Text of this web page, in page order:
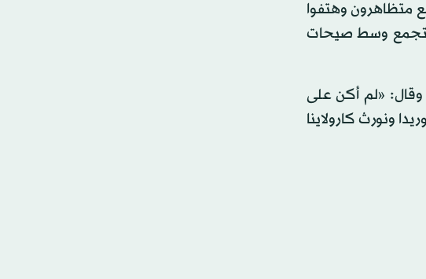
متظاهرون وهتفوا
التجمع وسط صيحات
وقال: «لم أكن على
ونورث كارولاينا